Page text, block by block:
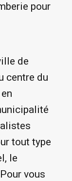
pour
de
centre du
tout type
le
vous